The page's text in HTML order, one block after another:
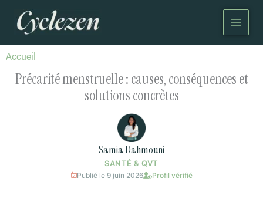
contenu
Accueil
Précarité menstruelle : causes, conséquences et
solutions concrètes
Samia Dahmouni
SANTÉ & QVT
Publié le 9 juin 2026 Profil vérifié